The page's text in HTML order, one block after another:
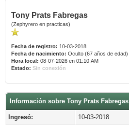
Tony Prats Fabregas
(Zephyrero en practicas)
Fecha de registro: 10-03-2018
Fecha de nacimiento: Oculto (67 años de edad)
Hora local: 08-07-2026 en 01:10 AM
Estado: Sin conexión
Información sobre Tony Prats Fabregas
Ingresó:
10-03-2018